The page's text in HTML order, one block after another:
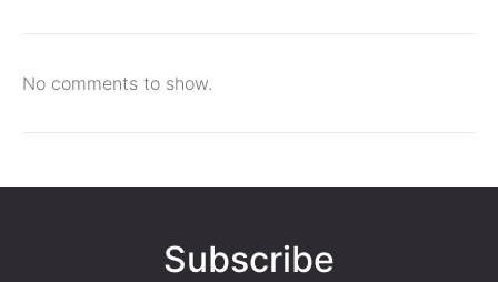
No comments to show.
Subscribe